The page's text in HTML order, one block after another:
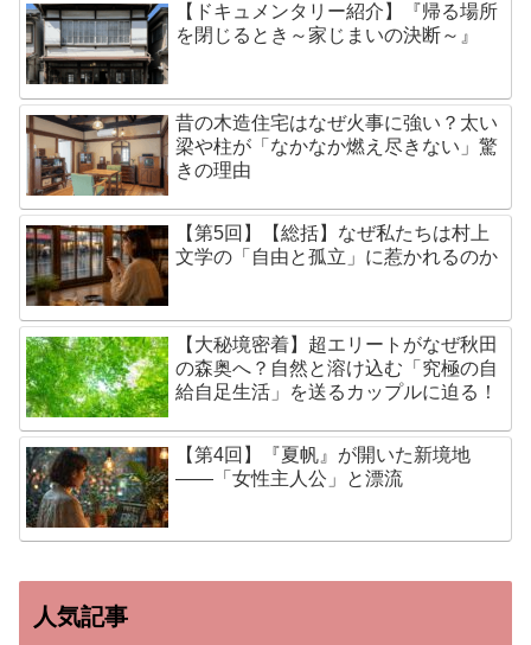
【ドキュメンタリー紹介】『帰る場所
を閉じるとき～家じまいの決断～』
昔の木造住宅はなぜ火事に強い？太い
梁や柱が「なかなか燃え尽きない」驚
きの理由
【第5回】【総括】なぜ私たちは村上
文学の「自由と孤立」に惹かれるのか
【大秘境密着】超エリートがなぜ秋田
の森奥へ？自然と溶け込む「究極の自
給自足生活」を送るカップルに迫る！
【第4回】『夏帆』が開いた新境地
——「女性主人公」と漂流
人気記事